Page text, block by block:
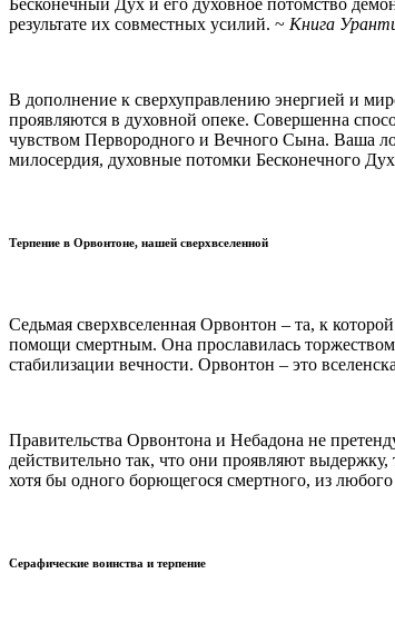
результате их совместных усилий. ~ Книга
В дополнение к сверхуправлению энергией и
проявляются в духовной опеке. Совершенна
чувством Первородного и Вечного Сына. Ваша
милосердия, духовные потомки Бесконечного
Терпение в Орвонтоне, нашей сверхвселенной
Седьмая сверхвселенная Орвонтон – та, к
помощи смертным. Она прославилась
стабилизации вечности. Орвонтон – это
Правительства Орвонтона и Небадона не
действительно так, что они проявляют
хотя бы одного борющегося смертного, из
Серафические воинства и терпение